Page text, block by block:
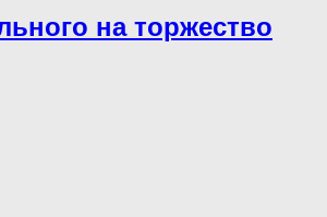
на торжество